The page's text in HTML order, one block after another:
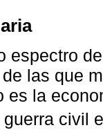
espectro
las que
es la
guerra civil